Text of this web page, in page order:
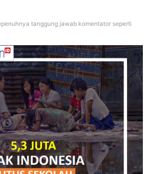
tanggung jawab komentator seperti